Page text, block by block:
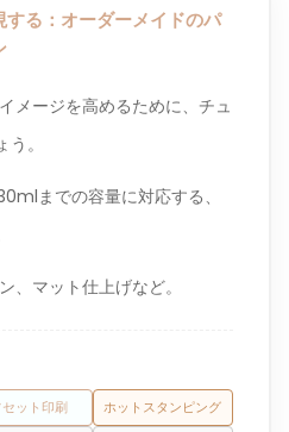
る：オーダーメイドのパ
メージを高めるために、チュ
。
までの容量に対応する、
、マット仕上げなど。
ット印刷
ホットスタンピング